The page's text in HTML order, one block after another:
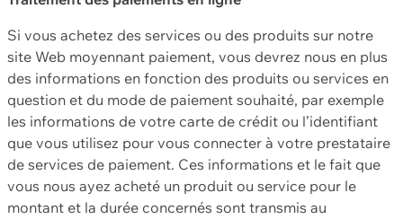
Si vous achetez des services ou des produits sur notre
site Web moyennant paiement, vous devrez nous en plus
des informations en fonction des produits ou services en
question et du mode de paiement souhaité, par exemple
les informations de votre carte de crédit ou l’identifiant
que vous utilisez pour vous connecter à votre prestataire
de services de paiement. Ces informations et le fait que
vous nous ayez acheté un produit ou service pour le
montant et la durée concernés sont transmis au